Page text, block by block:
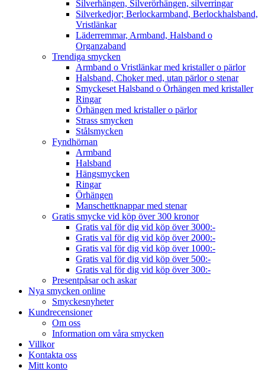
Silverhängen, Silverörhängen, silverringar
Silverkedjor; Berlockarmband, Berlockhalsband,
Vristlänkar
Läderremmar, Armband, Halsband o
Organzaband
Trendiga smycken
Armband o Vristlänkar med kristaller o pärlor
Halsband, Choker med, utan pärlor o stenar
Smyckeset Halsband o Örhängen med kristaller
Ringar
Örhängen med kristaller o pärlor
Strass smycken
Stålsmycken
Fyndhörnan
Armband
Halsband
Hängsmycken
Ringar
Örhängen
Manschettknappar med stenar
Gratis smycke vid köp över 300 kronor
Gratis val för dig vid köp över 3000:-
Gratis val för dig vid köp över 2000:-
Gratis val för dig vid köp över 1000:-
Gratis val för dig vid köp över 500:-
Gratis val för dig vid köp över 300:-
Presentpåsar och askar
Nya smycken online
Smyckesnyheter
Kundrecensioner
Om oss
Information om våra smycken
Villkor
Kontakta oss
Mitt konto